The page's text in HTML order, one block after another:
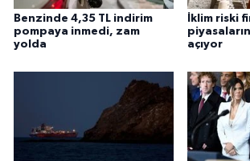
Benzinde 4,35 TL indirim
pompaya inmedi, zam
yolda
İklim riski
açıyor